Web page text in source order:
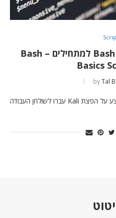
לימוד סקריפטינג באש Bash למתחילים – Bash
Basics
byTal
לימוד Bash למתחילים המדריך מבוצע על הפצת Kali עברו לשולחן העבודה